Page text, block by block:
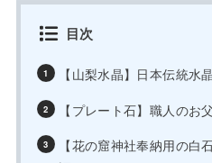
目次
【山梨水晶】日本伝統水
【プレート石】職人のお
【花の窟神社奉納用の白